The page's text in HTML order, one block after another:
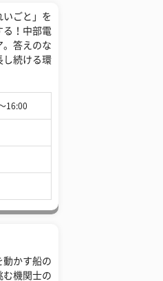
いごと」を
る！中部電
。答えのな
し続ける環
16:00
動かす船の
む機関士の